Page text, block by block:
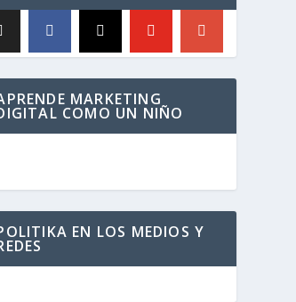
MARKETING
COMO UN NIÑO
EN LOS MEDIOS Y